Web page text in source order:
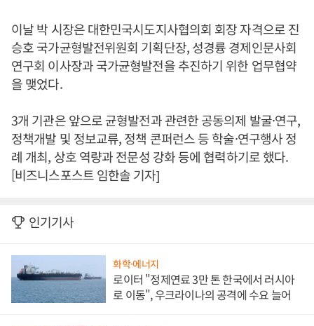
이날 박 시장은 대한민국시도지사협의회 회장 자격으로 진
승호 국가균형발전위원회 기획단장, 성경륭 경제인문사회
연구회 이사장과 국가균형발전을 추진하기 위한 업무협약
을 맺었다.
3개 기관은 앞으로 균형발전과 관련한 공동의제 발굴·연구,
정책개발 및 정보교류, 정책 콘퍼런스 등 학술·연구행사 정
례 개최, 상호 역량과 전문성 강화 등에 협력하기로 했다.
[비즈니스포스트 임한솔 기자]
인기기사
화학·에너지
로이터 "정제연료 3만 톤 한국에서 러시아
로 이동", 우크라이나의 공격에 수요 늘어